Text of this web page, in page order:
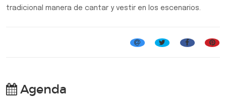
tradicional manera de cantar y vestir en los escenarios.
Agenda